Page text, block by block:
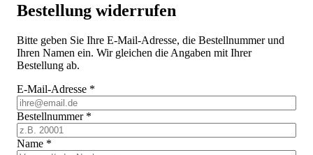
Bestellung widerrufen
Bitte geben Sie Ihre E-Mail-Adresse, die Bestellnummer und
Ihren Namen ein. Wir gleichen die Angaben mit Ihrer
Bestellung ab.
E-Mail-Adresse *
Bestellnummer *
Name *